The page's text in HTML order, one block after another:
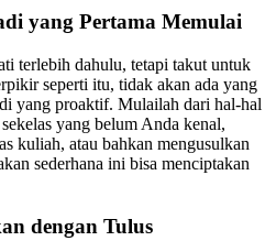
yang Pertama Memulai
terlebih dahulu, tetapi takut untuk
seperti itu, tidak akan ada yang
yang proaktif. Mulailah dari hal-hal
yang belum Anda kenal,
kuliah, atau bahkan mengusulkan
sederhana ini bisa menciptakan
dengan Tulus